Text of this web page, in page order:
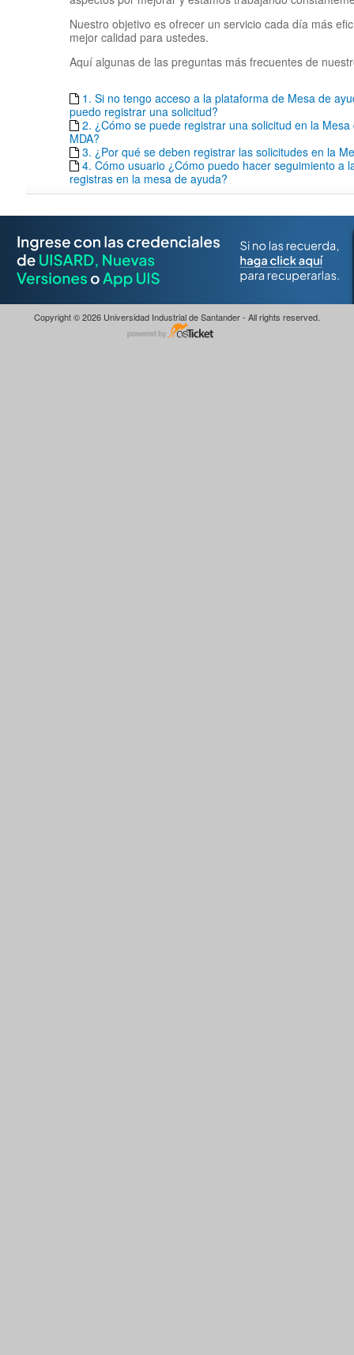
Nuestro objetivo es ofrecer un servicio cada día más
mejor calidad para ustedes.
Aquí algunas de las preguntas más frecuentes de
1. Si no tengo acceso a la plataforma de Mesa de
puedo registrar una solicitud?
2. ¿Cómo se puede registrar una solicitud en la
MDA?
3. ¿Por qué se deben registrar las solicitudes en la
4. Cómo usuario ¿Cómo puedo hacer seguimiento a
registras en la mesa de ayuda?
Copyright © 2026 Universidad Industrial de Santander - All rights reserved.